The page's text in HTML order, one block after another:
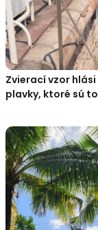
Zvierací vzor
plavky, ktoré sú